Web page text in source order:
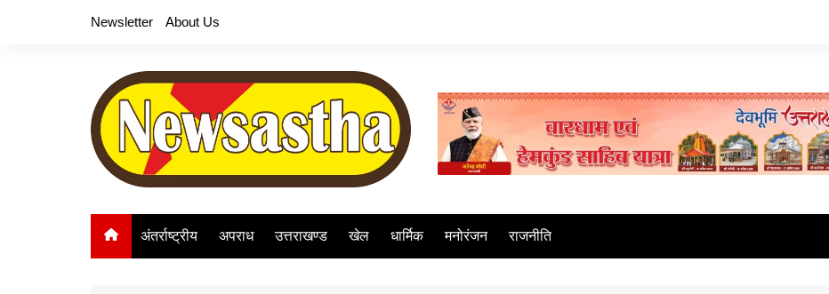
Newsletter About Us
अंतर्राष्ट्रीय अपराध उत्तराखण्ड खेल धार्मिक मनोरंजन राजनीति